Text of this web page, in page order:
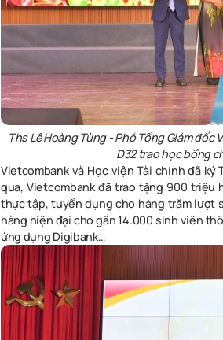
Ths Lê Hoàng Tùng - Phó Tổng Giám
D32 trao học bổng
Vietcombank và Học viện Tài chính đã
qua, Vietcombank đã trao tặng 900 triệu
thực tập, tuyển dụng cho hàng trăm lượt
hàng hiện đại cho gần 14.000 sinh viên
ứng dụng Digibank…